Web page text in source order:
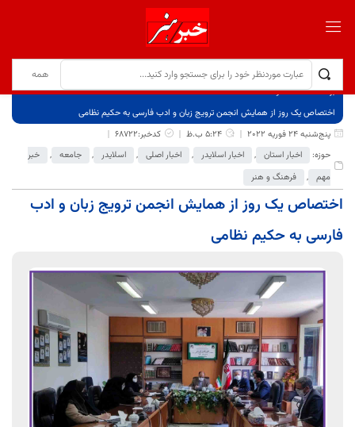
برگ نخست
نوشته‌ها
اختصاص یک روز از همایش انجمن ترویج زبان و ادب فارسی به حکیم نظامی
پنج‌شنبه 24 فوریه 2022
5:24 ب.ظ
کدخبر:68722
حوزه:
اخبار استان , اخبار اسلایدر , اخبار اصلی , اسلایدر , جامعه ,
خبر
مهم , فرهنگ و هنر
اختصاص یک روز از همایش انجمن ترویج زبان و ادب
فارسی به حکیم نظامی